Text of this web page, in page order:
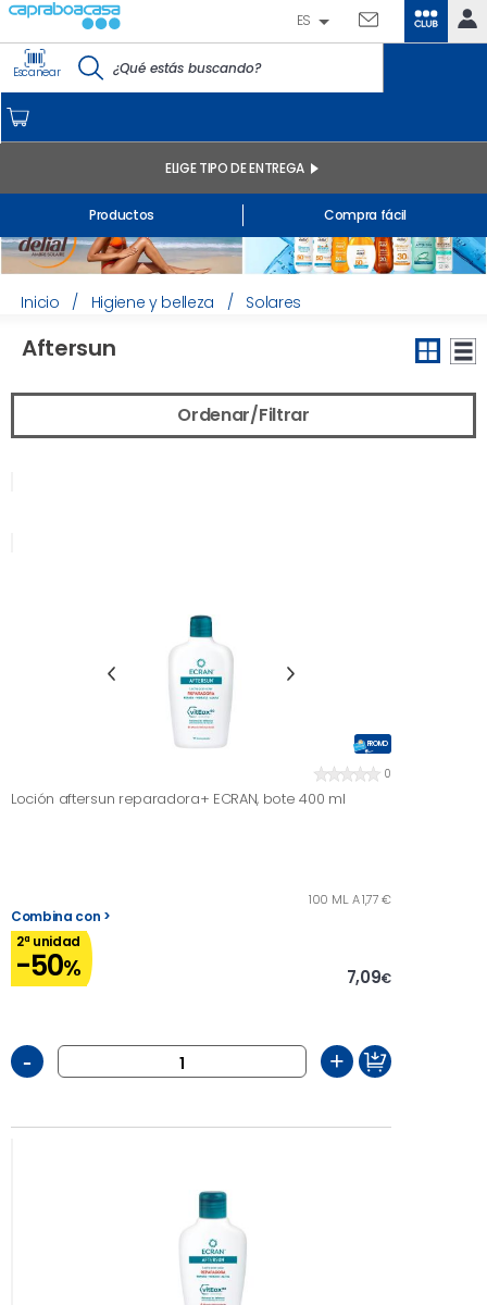
IDENTIFÍCATE
Pedidos online
Mis productos comprados en tienda y online
Listas
INFORMACIÓN GENERAL
ES
Escanear
Productos
ELIGE TIPO DE ENTREGA
Compra fácil
Inicio / Higiene y belleza / Solares
Aftersun
Ordenar/Filtrar
PROMO
0
Loción aftersun reparadora+ ECRAN, bote 400 ml
Combina con >
100 ML. A 1,77 €
2ª unidad
-50% 7,09€
- +